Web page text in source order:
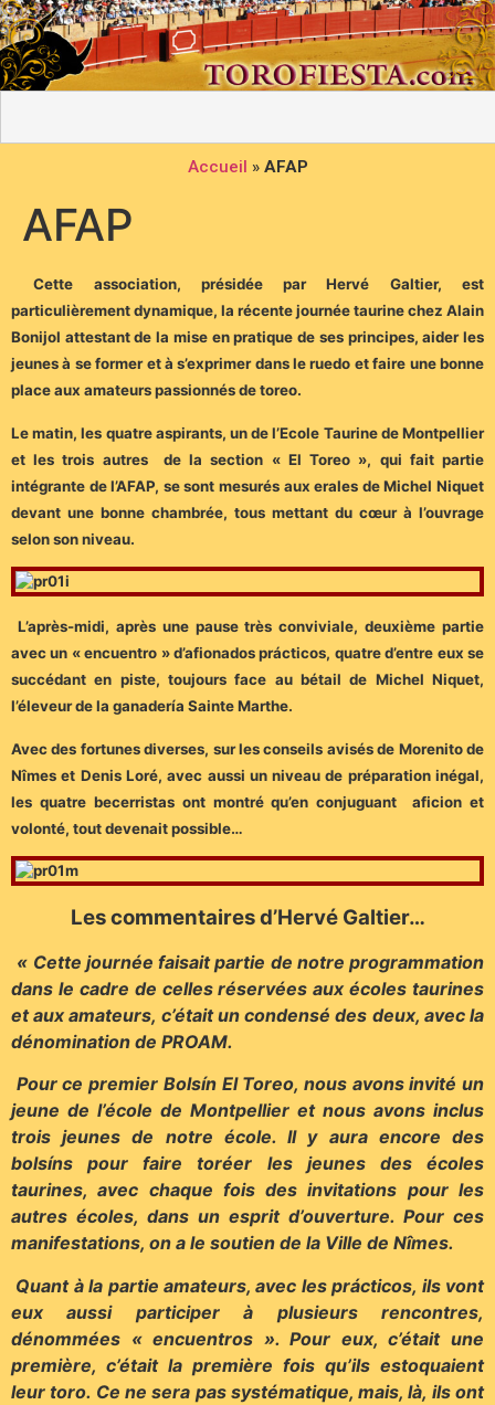
Accueil » AFAP
AFAP
Cette association, présidée par Hervé Galtier, est
particulièrement dynamique, la récente journée taurine chez Alain
Bonijol attestant de la mise en pratique de ses principes, aider les
jeunes à se former et à s’exprimer dans le ruedo et faire une bonne
place aux amateurs passionnés de toreo.
Le matin, les quatre aspirants, un de l’Ecole Taurine de Montpellier
et les trois autres de la section « El Toreo », qui fait partie
intégrante de l’AFAP, se sont mesurés aux erales de Michel Niquet
devant une bonne chambrée, tous mettant du cœur à l’ouvrage
selon son niveau.
L’après-midi, après une pause très conviviale, deuxième partie
avec un « encuentro » d’afionados prácticos, quatre d’entre eux se
succédant en piste, toujours face au bétail de Michel Niquet,
l’éleveur de la ganadería Sainte Marthe.
Avec des fortunes diverses, sur les conseils avisés de Morenito de
Nîmes et Denis Loré, avec aussi un niveau de préparation inégal,
les quatre becerristas ont montré qu’en conjuguant aficion et
volonté, tout devenait possible…
Les commentaires d’Hervé Galtier…
« Cette journée faisait partie de notre programmation
dans le cadre de celles réservées aux écoles taurines
et aux amateurs, c’était un condensé des deux, avec la
dénomination de PROAM.
Pour ce premier Bolsín El Toreo, nous avons invité un
jeune de l’école de Montpellier et nous avons inclus
trois jeunes de notre école. Il y aura encore des
bolsíns pour faire toréer les jeunes des écoles
taurines, avec chaque fois des invitations pour les
autres écoles, dans un esprit d’ouverture. Pour ces
manifestations, on a le soutien de la Ville de Nîmes.
Quant à la partie amateurs, avec les prácticos, ils vont
eux aussi participer à plusieurs rencontres,
dénommées « encuentros ». Pour eux, c’était une
première, c’était la première fois qu’ils estoquaient
leur toro. Ce ne sera pas systématique, mais, là, ils ont